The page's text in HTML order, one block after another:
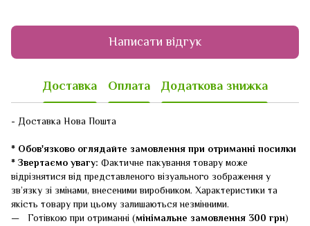
Написати відгук
Доставка Оплата Додаткова знижка
- Доставка Нова Пошта
* Обов'язково оглядайте замовлення при отриманні посилки
* Звертаємо увагу: Фактичне пакування товару може
відрізнятися від представленого візуального зображення у
зв’язку зі змінами, внесеними виробником. Характеристики та
якість товару при цьому залишаються незмінними.
Готівкою при отриманні (мінімальне замовлення 300 грн)